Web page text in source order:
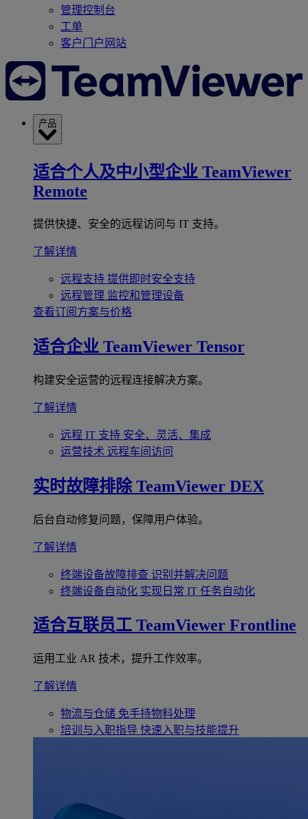
管理控制台
工单
客户门户网站
产品
适合个人及中小型企业 TeamViewer
Remote
提供快捷、安全的远程访问与 IT 支持。
了解详情
远程支持 提供即时安全支持
远程管理 监控和管理设备
查看订阅方案与价格
适合企业 TeamViewer Tensor
构建安全运营的远程连接解决方案。
了解详情
远程 IT 支持 安全、灵活、集成
运营技术 远程车间访问
实时故障排除 TeamViewer DEX
后台自动修复问题，保障用户体验。
了解详情
终端设备故障排查 识别并解决问题
终端设备自动化 实现日常 IT 任务自动化
适合互联员工 TeamViewer Frontline
运用工业 AR 技术，提升工作效率。
了解详情
物流与仓储 免手持物料处理
培训与入职指导 快速入职与技能提升